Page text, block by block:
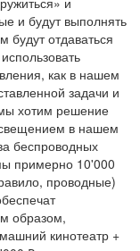
и будут выполнять
будут отдаваться
как в нашем
задачи и
хотим решение
в нашем
беспроводных
примерно 10'000
проводные)
образом,
кинотеатр +